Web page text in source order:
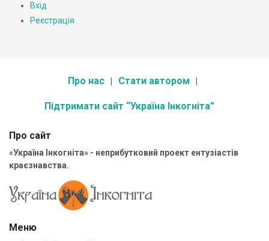
Вхід
Реєстрація
Про нас Стати автором
Підтримати сайт “Україна Інкогніта”
Про сайт
«Україна Інкогніта» - неприбутковий проект ентузіастів
краєзнавства.
Меню